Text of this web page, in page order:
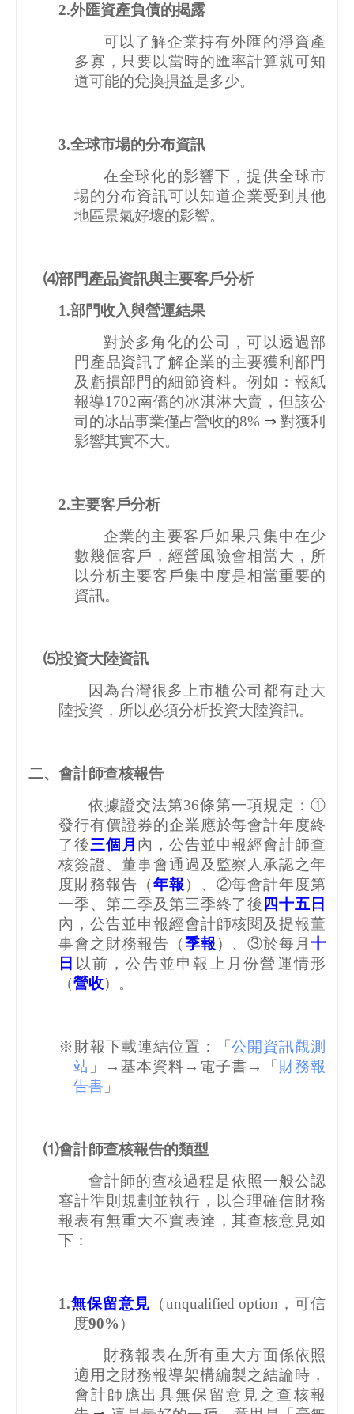
2.外匯資產負債的揭露
可以了解企業持有外匯的淨資產
多寡，只要以當時的匯率計算就可知
道可能的兌換損益是多少。
3.全球市場的分布資訊
在全球化的影響下，提供全球市
場的分布資訊可以知道企業受到其他
地區景氣好壞的影響。
⑷部門產品資訊與主要客戶分析
1.部門收入與營運結果
對於多角化的公司，可以透過部
門產品資訊了解企業的主要獲利部門
及虧損部門的細節資料。例如：報紙
報導1702南僑的冰淇淋大賣，但該公
司的冰品事業僅占營收的8% ⇒ 對獲利
影響其實不大。
2.主要客戶分析
企業的主要客戶如果只集中在少
數幾個客戶，經營風險會相當大，所
以分析主要客戶集中度是相當重要的
資訊。
⑸投資大陸資訊
因為台灣很多上市櫃公司都有赴大
陸投資，所以必須分析投資大陸資訊。
二、會計師查核報告
依據證交法第36條第一項規定：①
發行有價證券的企業應於每會計年度終
了後三個月 內，公告並申報經會計師查
核簽證、董事會通過及監察人承認之年
度財務報告（年報 ）、②每會計年度第
一季、第二季及第三季終了後 四十五日
內，公告並申報經會計師核閱及提報董
事會之財務報告（季報 ）、③於每月十
日 以前，公告並申報上月份營運情形
（營收）。
※財報下載連結位置：「公開資訊觀測
站 」→基本資料→電子書→「財務報
告書 」
⑴會計師查核報告的類型
會計師的查核過程是依照一般公認
審計準則規劃並執行，以合理確信財務
報表有無重大不實表達，其查核意見如
下：
1.無保留意見 （unqualified option ，可信
度90%）
財務報表在所有重大方面係依照
適用之財務報導架構編製之結論時，
會計師應出具無保留意見之查核報